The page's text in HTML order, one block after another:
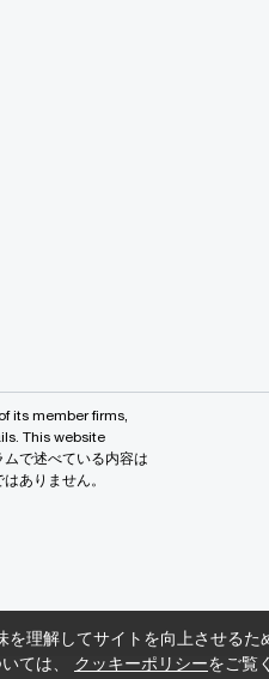
理解してサイトを向上させる
ては、 クッキーポリシーをご覧
its member firms,
This website
で述べている内容は
ありません。